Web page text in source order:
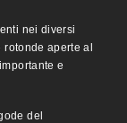
nei diversi
rotonde aperte al
e
del